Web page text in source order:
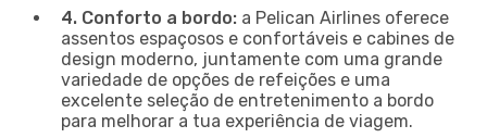
4. Conforto a bordo: a Pelican Airlines oferece
assentos espaçosos e confortáveis e cabines de
design moderno, juntamente com uma grande
variedade de opções de refeições e uma
excelente seleção de entretenimento a bordo
para melhorar a tua experiência de viagem.